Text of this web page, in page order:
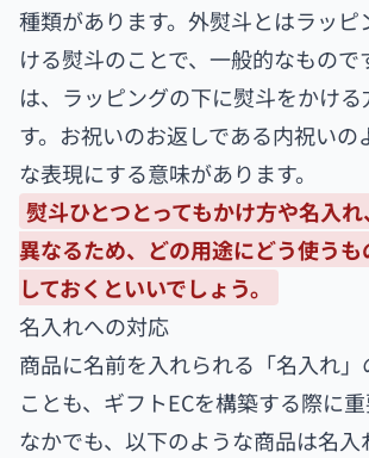
種類があります。外熨斗とはラッピ
ける熨斗のことで、一般的なもので
は、ラッピングの下に熨斗をかける
す。お祝いのお返しである内祝いの
な表現にする意味があります。
熨斗ひとつとってもかけ方や名入
異なるため、どの用途にどう使う
しておくといいでしょう。
名入れへの対応
商品に名前を入れられる「名入れ
ことも、ギフトECを構築する際に重
なかでも、以下のような商品は名入